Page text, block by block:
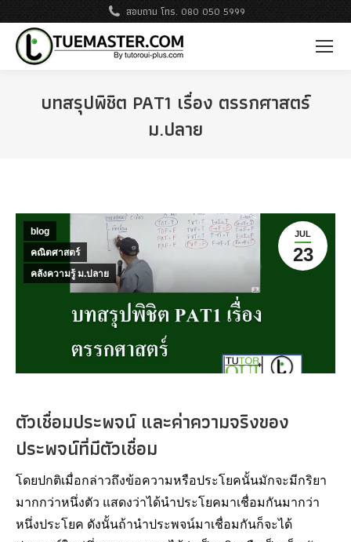
สอบถาม โทร. 080 050 5999
บทสรุปพิชิต PAT1 เรื่อง ตรรกศาสตร์
ม.ปลาย
JUL
23
blog
คณิตศาสตร์
คลังความรู้ ม.ปลาย
ตัวเชื่อมประพจน์ และค่าความจริงของ
ประพจน์ที่มีตัวเชื่อม
โดยปกติเมื่อกล่าวถึงข้อความหรือประโยคนั้นมักจะมีกริยา
มากกว่าหนึ่งตัว แสดงว่าได้นำประโยคมาเชื่อมกันมากว่า
หนึ่งประโยค ดังนั้นถ้านำประพจน์มาเชื่อมกันก็จะได้